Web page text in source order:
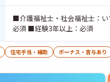
■介護福祉士・社会福祉士：
必須 ■経験3年以上：必須
住宅手当・補助 ボーナス・賞与あり